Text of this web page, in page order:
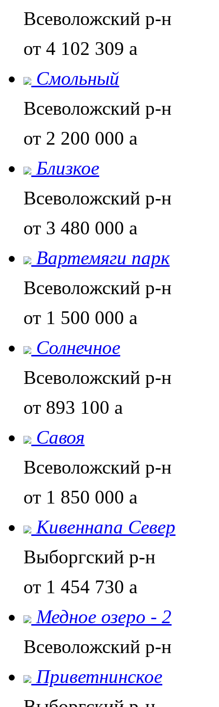
Всеволожский р-н
от 4 102 309 a
Смольный
Всеволожский р-н
от 2 200 000 a
Близкое
Всеволожский р-н
от 3 480 000 a
Вартемяги парк
Всеволожский р-н
от 1 500 000 a
Солнечное
Всеволожский р-н
от 893 100 a
Савоя
Всеволожский р-н
от 1 850 000 a
Кивеннапа Север
Выборгский р-н
от 1 454 730 a
Медное озеро - 2
Всеволожский р-н
Приветнинское